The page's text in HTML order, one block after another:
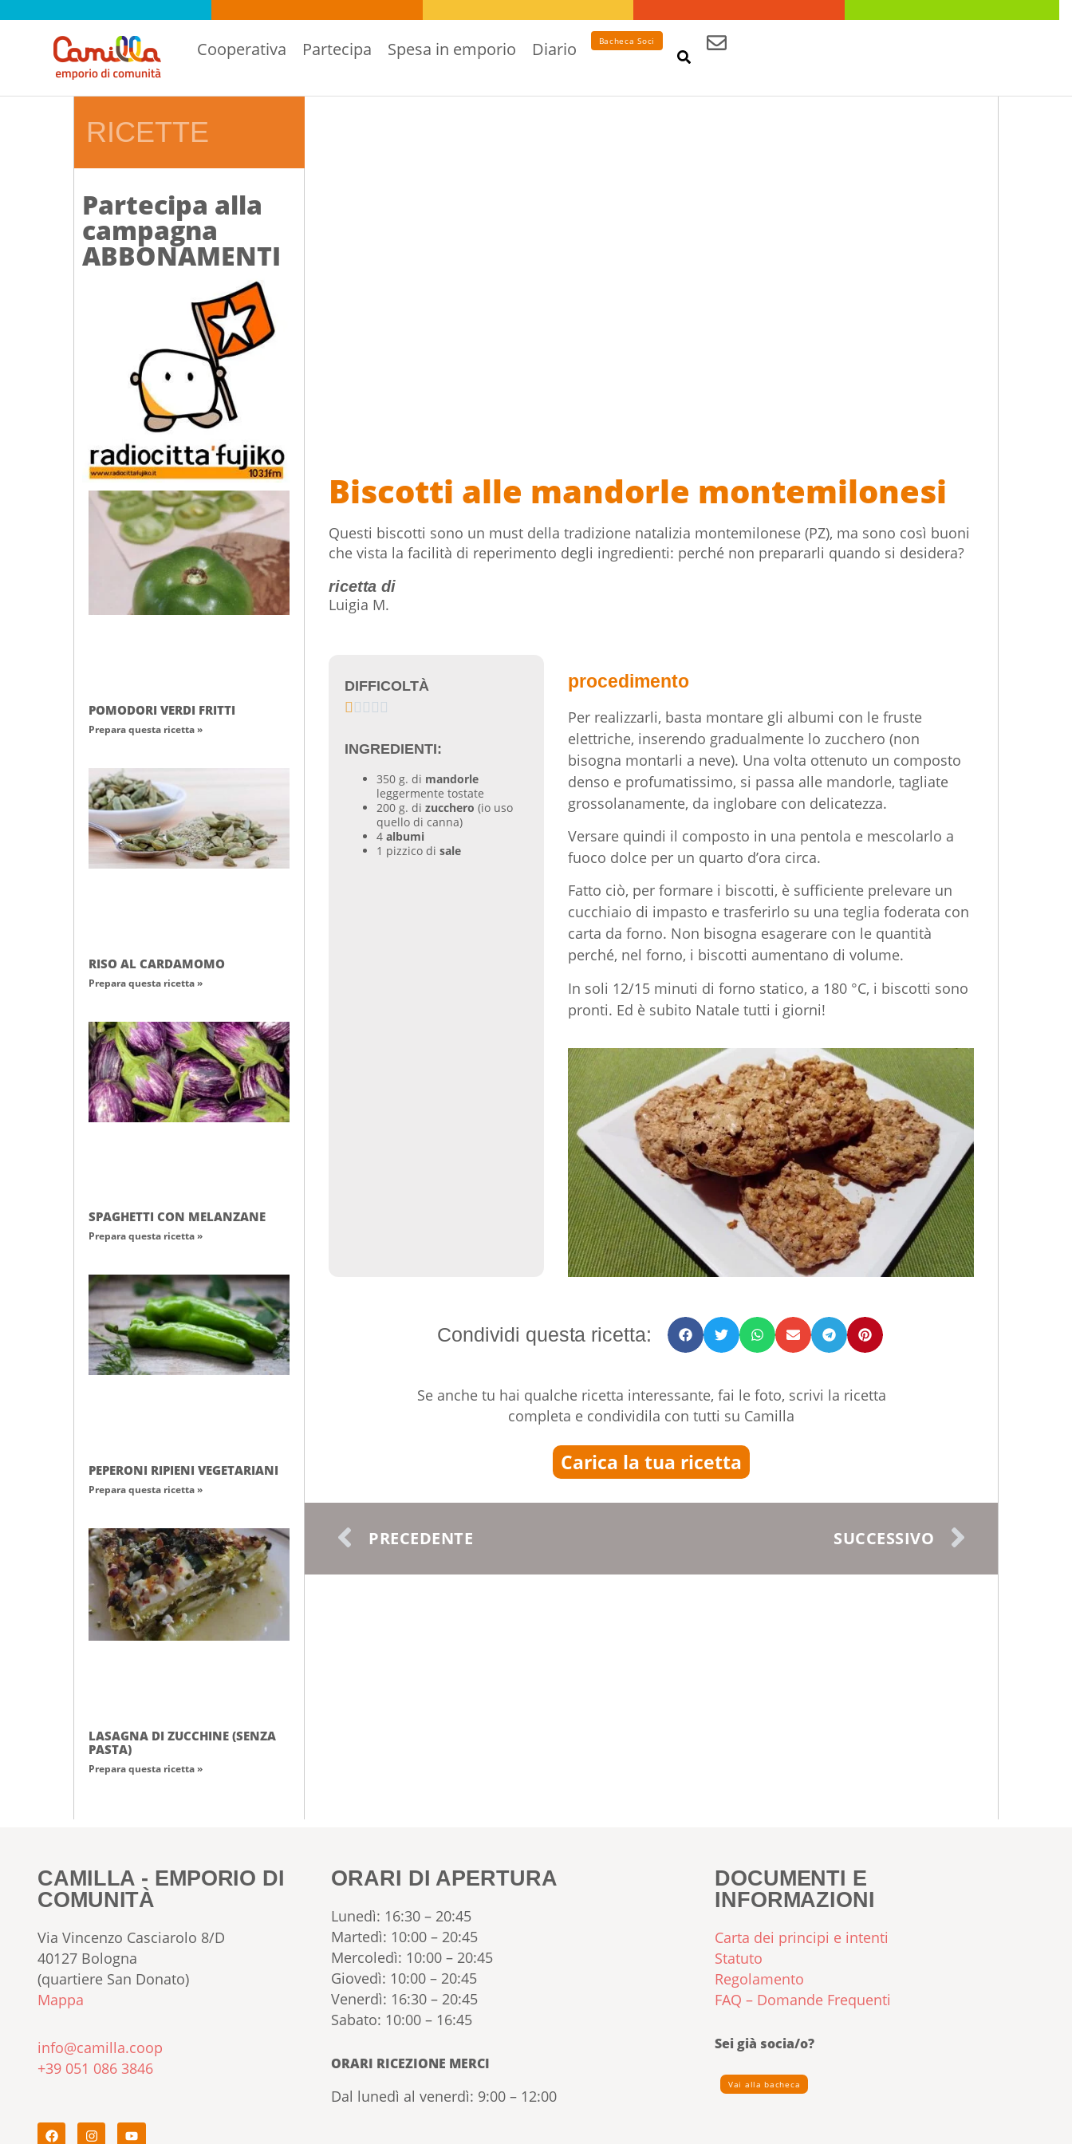
Cooperativa Partecipa Spesa in emporio Diario Bacheca Soci
RICETTE
Partecipa alla
campagna
ABBONAMENTI
POMODORI VERDI FRITTI
Prepara questa ricetta »
RISO AL CARDAMOMO
Prepara questa ricetta »
SPAGHETTI CON MELANZANE
Prepara questa ricetta »
PEPERONI RIPIENI VEGETARIANI
Prepara questa ricetta »
LASAGNA DI ZUCCHINE (SENZA
PASTA)
Prepara questa ricetta »
Biscotti alle mandorle montemilonesi
Questi biscotti sono un must della tradizione natalizia montemilonese (PZ), ma sono così buoni
che vista la facilità di reperimento degli ingredienti: perché non prepararli quando si desidera?
ricetta di
Luigia M.
DIFFICOLTÀ
    
INGREDIENTI:
350 g. di mandorle
leggermente tostate
200 g. di zucchero (io uso
quello di canna)
4 albumi
1 pizzico di sale
procedimento
Per realizzarli, basta montare gli albumi con le fruste
elettriche, inserendo gradualmente lo zucchero (non
bisogna montarli a neve). Una volta ottenuto un composto
denso e profumatissimo, si passa alle mandorle, tagliate
grossolanamente, da inglobare con delicatezza.
Versare quindi il composto in una pentola e mescolarlo a
fuoco dolce per un quarto d’ora circa.
Fatto ciò, per formare i biscotti, è sufficiente prelevare un
cucchiaio di impasto e trasferirlo su una teglia foderata con
carta da forno. Non bisogna esagerare con le quantità
perché, nel forno, i biscotti aumentano di volume.
In soli 12/15 minuti di forno statico, a 180 °C, i biscotti sono
pronti. Ed è subito Natale tutti i giorni!
Condividi questa ricetta:
Se anche tu hai qualche ricetta interessante, fai le foto, scrivi la ricetta
completa e condividila con tutti su Camilla
Carica la tua ricetta
PRECEDENTE SUCCESSIVO
CAMILLA - EMPORIO DI
COMUNITÀ
Via Vincenzo Casciarolo 8/D
40127 Bologna
(quartiere San Donato)
Mappa
info@camilla.coop
+39 051 086 3846
ORARI DI APERTURA
Lunedì: 16:30 – 20:45
Martedì: 10:00 – 20:45
Mercoledì: 10:00 – 20:45
Giovedì: 10:00 – 20:45
Venerdì: 16:30 – 20:45
Sabato: 10:00 – 16:45
ORARI RICEZIONE MERCI
Dal lunedì al venerdì: 9:00 – 12:00
DOCUMENTI E
INFORMAZIONI
Carta dei principi e intenti
Statuto
Regolamento
FAQ – Domande Frequenti
Sei già socia/o?
Vai alla bacheca